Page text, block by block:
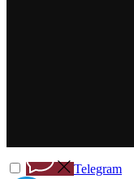
Telegram